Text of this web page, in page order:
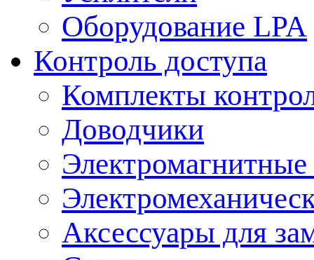
Оборудование LPA
Контроль доступа
Комплекты
Доводчики
Аксессуары для